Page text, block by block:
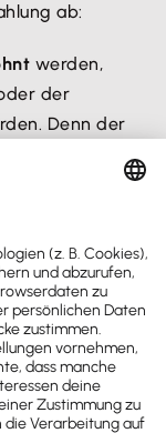
ab:
werden,
der
Denn der
ist
.
ist die
im
Kürzung